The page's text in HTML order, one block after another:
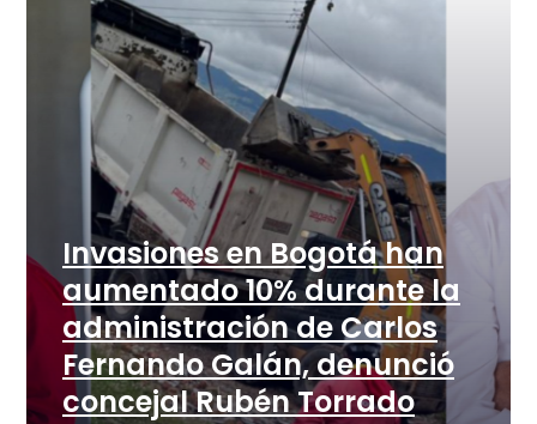
Invasiones en Bogotá han
aumentado 10% durante la
administración de Carlos
Fernando Galán, denunció
concejal Rubén Torrado